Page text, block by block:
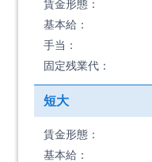
賃金形態：
基本給：
手当：
固定残業代：
短大
賃金形態：
基本給：